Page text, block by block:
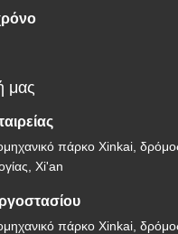
μας
πάρκο Xinkai,
Xi'an
πάρκο Xinkai,